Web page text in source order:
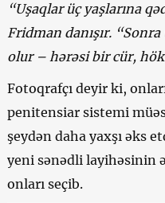
“Uşaqlar üç yaşlarına
Fridman danışır.
olur – hərəsi bir cür,
Fotoqrafçı deyir ki,
penitensiar sistemi
şeydən daha yaxşı əks
yeni sənədli layihəsinin
onları seçib.